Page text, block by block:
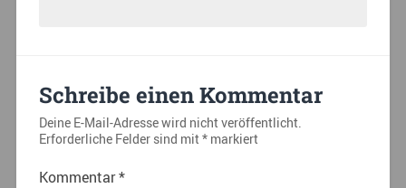
Schreibe einen Kommentar
Deine E-Mail-Adresse wird nicht veröffentlicht.
Erforderliche Felder sind mit*markiert
Kommentar*